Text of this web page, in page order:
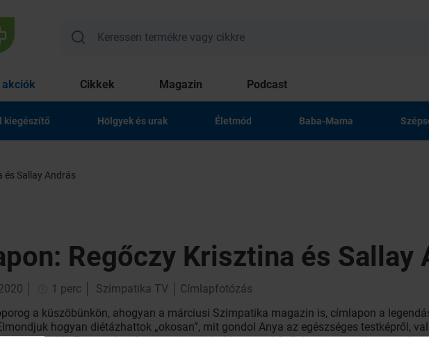
akciók Cikkek Magazin Podcast
kiegészítő Hölgyek és urak Életmód Baba-Mama
és Sallay András
Regőczy Krisztina és Sallay
1 perc Szimpatika TV
Címlapfotózás
a küszöbünkön, ahogyan a márciusi Szimpatika magazin is, címlapon a
hogyan diétázhattok „okosan”, mit gondol Anya az egészséges testképről,
interjút. Bemutatkozik gyermekpszichológus szakértőnk, valamint új
magazinunkat a Szimpatika gyógyszertárakban!